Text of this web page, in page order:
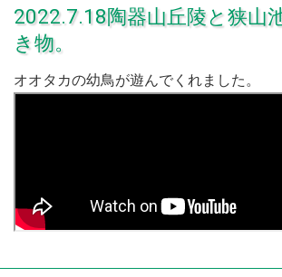
2022.7.18陶器山丘陵と狭山
き物。
オオタカの幼鳥が遊んでくれました。